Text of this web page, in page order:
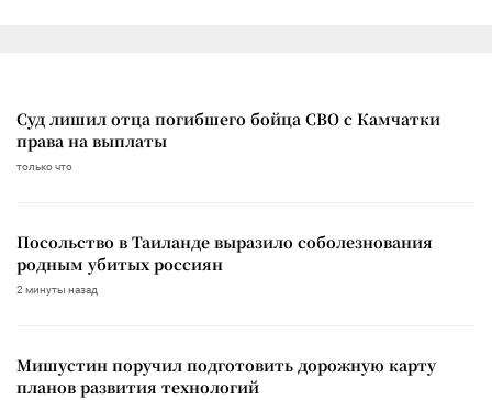
Суд лишил отца погибшего бойца СВО с Камчатки
права на выплаты
только что
Посольство в Таиланде выразило соболезнования
родным убитых россиян
2 минуты назад
Мишустин поручил подготовить дорожную карту
планов развития технологий